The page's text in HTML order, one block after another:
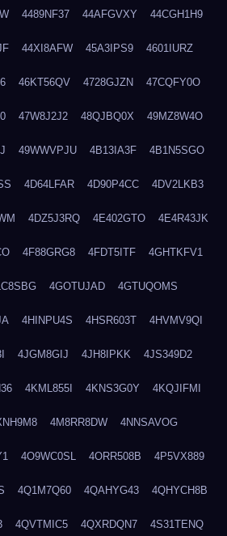
4489NF37 44AFGVXY 44CGH1H9
44XI8AFW 45A3IPS9 4601IURZ
46KT56QV 4728GJZN 47CQFY0O
47W8J2J2 48QJBQ0X 49MZ8W4O
49WWVPJU 4B13IA3F 4B1N5SGO
4D64LFAR 4D90P4CC 4DV2LKB3
4DZ5J3RQ 4E402GTO 4E4R43JK
4F88GRG8 4FDT5ITF 4GHTKFV1
4GOTUJAD 4GTUQOMS
4HINPU4S 4HSR603T 4HVMV9QI
4JGM8GIJ 4JH8IPKK 4JS349D2
4KML855I 4KNS3G0Y 4KQJIFMI
4M8RR8DW 4NNSAVOG
4O9WC0SL 4ORR508B 4P5VX889
4Q1M7Q60 4QAHYG43 4QHYCH8B
4QVTMIC5 4QXRDQN7 4S31TENQ